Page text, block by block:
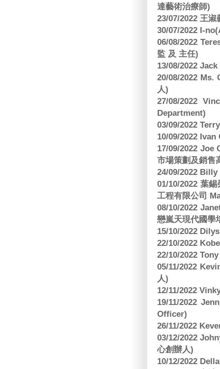
達藝術治療師)
23/07/2022 王
30/07/2022 I-
06/08/2022
監 及 主任)
13/08/2022
20/08/2022
人)
27/08/2022
Department)
03/09/2022
10/09/2022
17/09/2022
市場策劃及銷售
24/09/2022
01/10/2022 葉
工程有限公司
08/10/2022
戀嵐天現代國學
15/10/2022
22/10/2022
22/10/2022
05/11/2022
人)
12/11/2022
19/11/2022
Officer)
26/11/2022
03/12/2022
心創辦人)
10/12/2022